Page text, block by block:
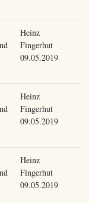
Heinz
Fingerhut
09.05.2019
Heinz
Fingerhut
09.05.2019
Heinz
Fingerhut
09.05.2019